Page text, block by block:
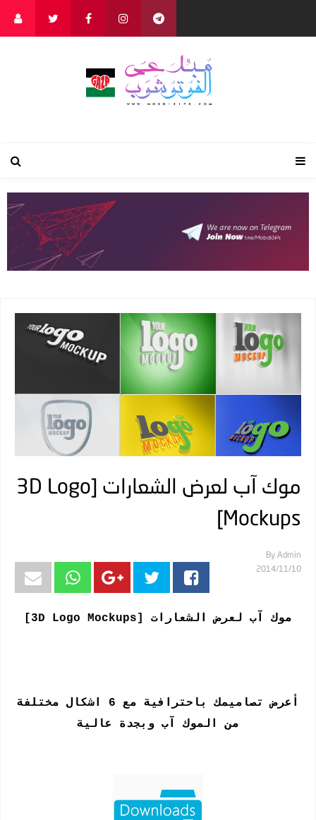
موك آب لعرض الشعارات [3D Logo
Mockups]
By Admin
10‏/11‏/2014
موك آب لعرض الشعارات [3D Logo Mockups]
أعرض تصاميمك باحترافية مع 6 اشكال مختلفة
من الموك آب وبجدة عالية